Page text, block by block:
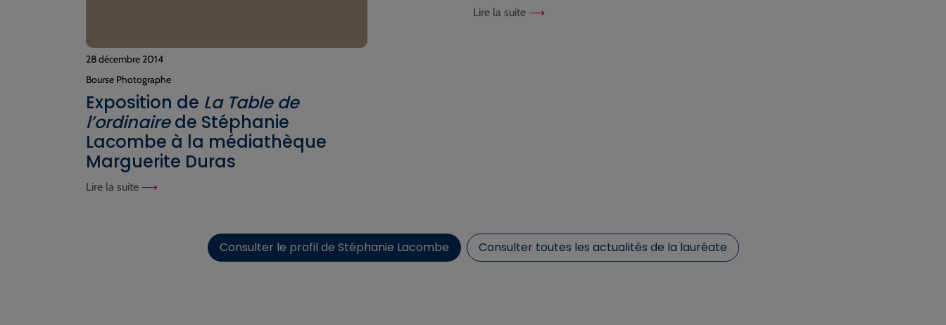
28 décembre 2014
Bourse Photographe
Exposition de La Table de
l’ordinairede Stéphanie
Lacombe à la médiathèque
Marguerite Duras
Lire la suite
Lire la suite
Consulter le profil de Stéphanie Lacombe Consulter toutes les actualités de la lauréate